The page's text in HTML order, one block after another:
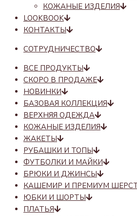
КОЖАНЫЕ ИЗДЕЛИЯ
LOOKBOOK
КОНТАКТЫ
СОТРУДНИЧЕСТВО
ВСЕ ПРОДУКТЫ
СКОРО В ПРОДАЖЕ
НОВИНКИ
БАЗОВАЯ КОЛЛЕКЦИЯ
ВЕРХНЯЯ ОДЕЖДА
КОЖАНЫЕ ИЗДЕЛИЯ
ЖАКЕТЫ
РУБАШКИ И ТОПЫ
ФУТБОЛКИ И МАЙКИ
БРЮКИ И ДЖИНСЫ
КАШЕМИР И ПРЕМИУМ
ЮБКИ И ШОРТЫ
ПЛАТЬЯ